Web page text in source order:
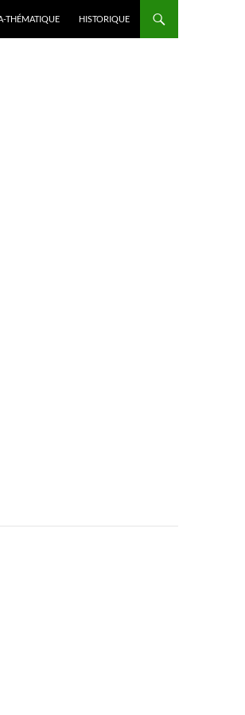
THÉMATIQUE HISTORIQUE